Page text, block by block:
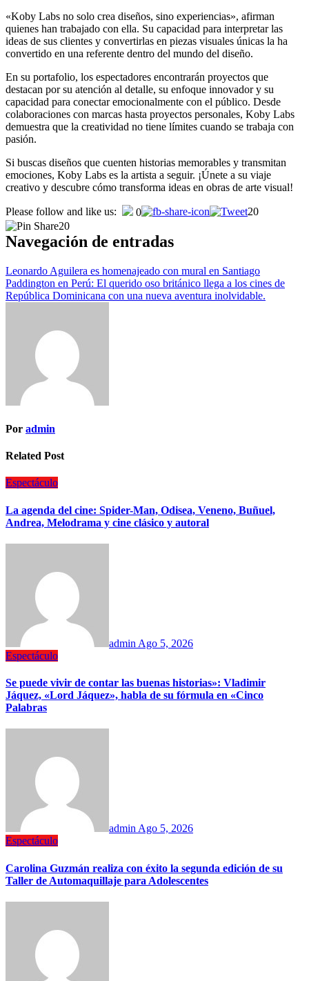
«Koby Labs no solo crea diseños, sino experiencias», afirman
quienes han trabajado con ella. Su capacidad para interpretar las
ideas de sus clientes y convertirlas en piezas visuales únicas la ha
convertido en una referente dentro del mundo del diseño.
En su portafolio, los espectadores encontrarán proyectos que
destacan por su atención al detalle, su enfoque innovador y su
capacidad para conectar emocionalmente con el público. Desde
colaboraciones con marcas hasta proyectos personales, Koby Labs
demuestra que la creatividad no tiene límites cuando se trabaja con
pasión.
Si buscas diseños que cuenten historias memorables y transmitan
emociones, Koby Labs es la artista a seguir. ¡Únete a su viaje
creativo y descubre cómo transforma ideas en obras de arte visual!
Please follow and like us: 0
20
20
Navegación de entradas
Leonardo Aguilera es homenajeado con mural en Santiago
Paddington en Perú: El querido oso británico llega a los cines de
República Dominicana con una nueva aventura inolvidable.
Por admin
Related Post
Espectáculo
La agenda del cine: Spider-Man, Odisea, Veneno, Buñuel,
Andrea, Melodrama y cine clásico y autoral
admin Ago 5, 2026
Espectáculo
Se puede vivir de contar las buenas historias»: Vladimir
Jáquez, «Lord Jáquez», habla de su fórmula en «Cinco
Palabras
adminAgo 5, 2026
Espectáculo
Carolina Guzmán realiza con éxito la segunda edición de su
Taller de Automaquillaje para Adolescentes